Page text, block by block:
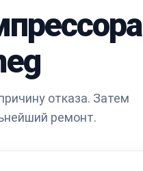
отказа. Затем
ремонт.